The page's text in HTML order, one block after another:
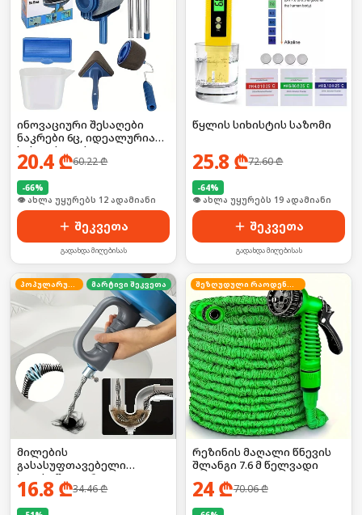
ინოვაციური შესაღები
ნაკრები 6ც, იდეალურია
სახლისთვის
20.4₾60.22₾
-66%
🛒 ბოლო 24სთ-ში იყიდა 15-მა
შეკვეთა
გადახდა მიღებისას
წყლის სიხისტის საზომი
25.8 ₾72.60₾
-64%
🛒 ბოლო 24სთ-ში იყიდა 3-მა
შეკვეთა
გადახდა მიღებისას
მარტივი შეკვეთა
მილების
გასასუფთავებელი
ხელსაწყო დრეკადი
მავთულით
16.8 ₾34.46₾
რეზინის მაღალი წნევის
შლანგი 7.6 მ წელვადი
24₾70.06₾